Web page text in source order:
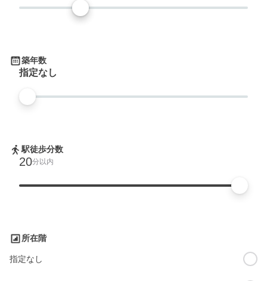
築年数
指定なし
駅徒歩分数
20分以内
所在階
指定なし